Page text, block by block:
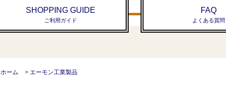
SHOPPING GUIDE
ご利用ガイド
FAQ
よくある質問
ホーム > エーモン工業製品